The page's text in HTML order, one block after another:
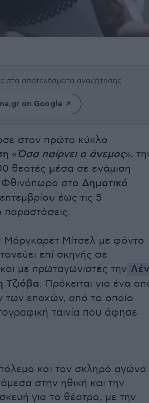
στα αποτελέσματα αναζήτησης
on Google
στον πρώτο κύκλο
«Όσα παίρνει ο άνεμος»,
θεατές μέσα σε ενάμιση
Φθινόπωρο στο Δημοτικό
έως τις 5
Μάργκαρετ Μίτσελ με φόντο
επί σκηνής σε
με πρωταγωνιστές την
Τζιόβα. Πρόκειται για ένα
των εποχών, από το οποίο
ταινία που άφησε
και τον σκληρό αγώνα
στην ηθική και την
για το θέατρο, με την